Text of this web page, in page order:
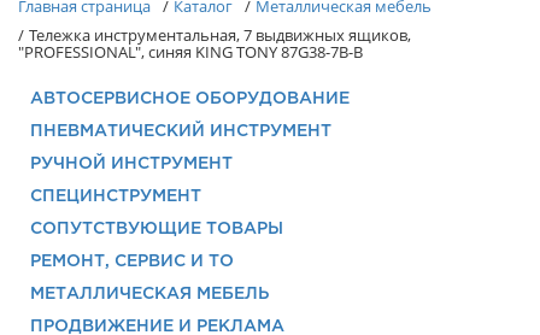
Главная страница / Каталог / Металлическая мебель
/ Тележка инструментальная, 7 выдвижных ящиков,
"PROFESSIONAL", синяя KING TONY 87G38-7B-B
АВТОСЕРВИСНОЕ ОБОРУДОВАНИЕ
ПНЕВМАТИЧЕСКИЙ ИНСТРУМЕНТ
РУЧНОЙ ИНСТРУМЕНТ
СПЕЦИНСТРУМЕНТ
СОПУТСТВУЮЩИЕ ТОВАРЫ
РЕМОНТ, СЕРВИС И ТО
МЕТАЛЛИЧЕСКАЯ МЕБЕЛЬ
ПРОДВИЖЕНИЕ И РЕКЛАМА